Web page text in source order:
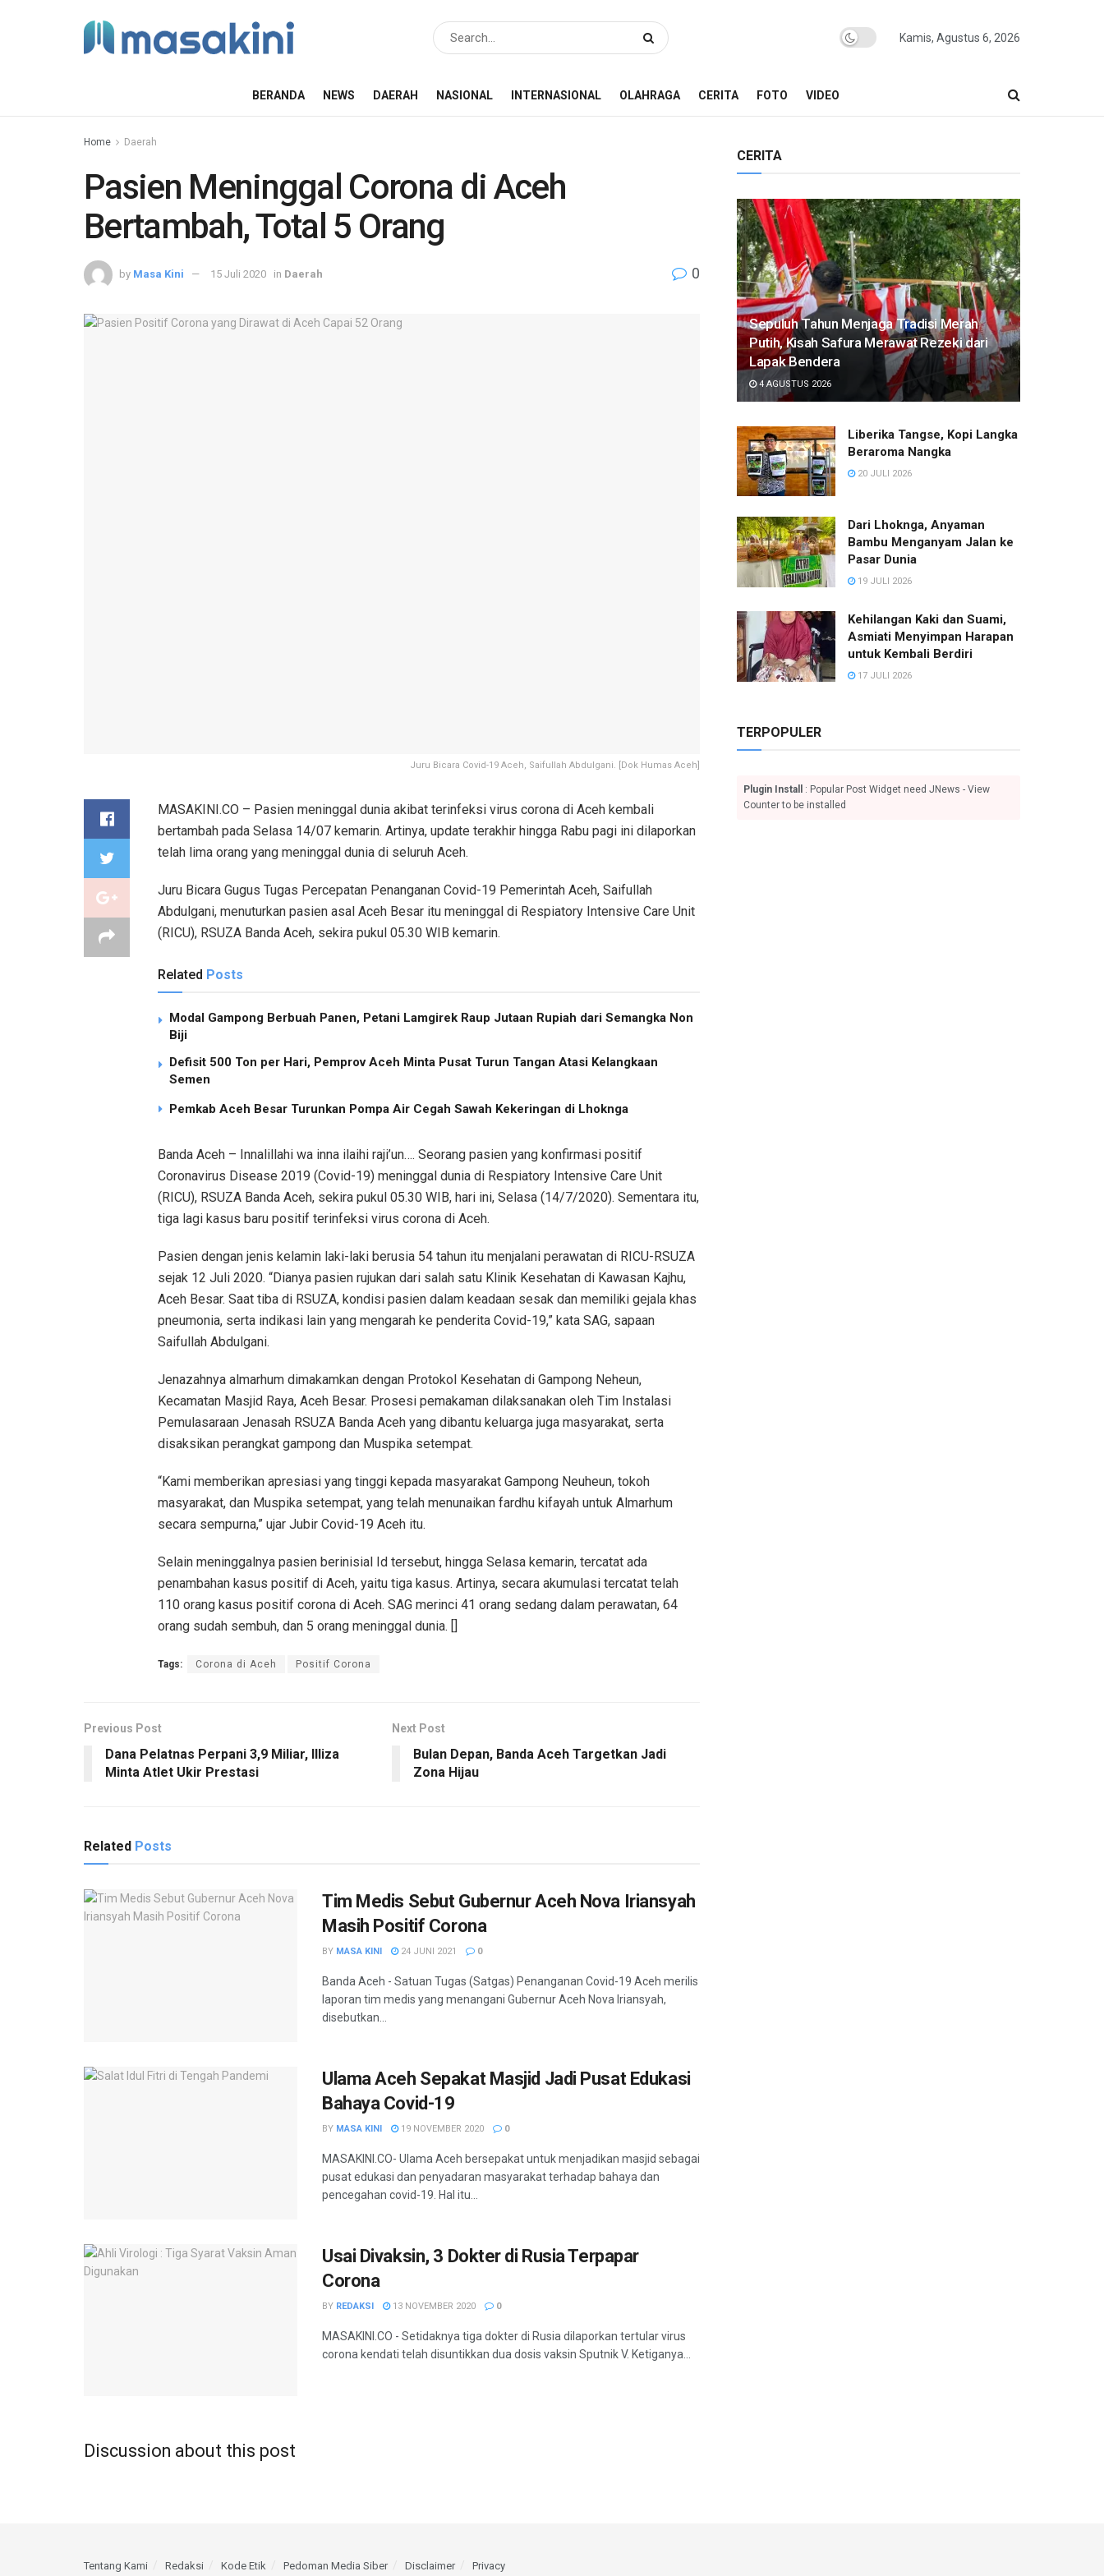
Kamis, Agustus 6, 2026
BERANDA NEWS DAERAH NASIONAL INTERNASIONAL OLAHRAGA CERITA FOTO VIDEO
Home Daerah
Pasien Meninggal Corona di Aceh
Bertambah, Total 5 Orang
by Masa Kini 15 Juli 2020 in Daerah 0
Juru Bicara Covid-19 Aceh, Saifullah Abdulgani. [Dok Humas Aceh]
MASAKINI.CO – Pasien meninggal dunia akibat terinfeksi virus corona di Aceh kembali
bertambah pada Selasa 14/07 kemarin. Artinya, update terakhir hingga Rabu pagi ini dilaporkan
telah lima orang yang meninggal dunia di seluruh Aceh.
Juru Bicara Gugus Tugas Percepatan Penanganan Covid-19 Pemerintah Aceh, Saifullah
Abdulgani, menuturkan pasien asal Aceh Besar itu meninggal di Respiatory Intensive Care Unit
(RICU), RSUZA Banda Aceh, sekira pukul 05.30 WIB kemarin.
Related Posts
Modal Gampong Berbuah Panen, Petani Lamgirek Raup Jutaan Rupiah dari Semangka Non
Biji
Defisit 500 Ton per Hari, Pemprov Aceh Minta Pusat Turun Tangan Atasi Kelangkaan
Semen
Pemkab Aceh Besar Turunkan Pompa Air Cegah Sawah Kekeringan di Lhoknga
Banda Aceh – Innalillahi wa inna ilaihi raji’un…. Seorang pasien yang konfirmasi positif
Coronavirus Disease 2019 (Covid-19) meninggal dunia di Respiatory Intensive Care Unit
(RICU), RSUZA Banda Aceh, sekira pukul 05.30 WIB, hari ini, Selasa (14/7/2020). Sementara itu,
tiga lagi kasus baru positif terinfeksi virus corona di Aceh.
Pasien dengan jenis kelamin laki-laki berusia 54 tahun itu menjalani perawatan di RICU-RSUZA
sejak 12 Juli 2020. “Dianya pasien rujukan dari salah satu Klinik Kesehatan di Kawasan Kajhu,
Aceh Besar. Saat tiba di RSUZA, kondisi pasien dalam keadaan sesak dan memiliki gejala khas
pneumonia, serta indikasi lain yang mengarah ke penderita Covid-19,” kata SAG, sapaan
Saifullah Abdulgani.
Jenazahnya almarhum dimakamkan dengan Protokol Kesehatan di Gampong Neheun,
Kecamatan Masjid Raya, Aceh Besar. Prosesi pemakaman dilaksanakan oleh Tim Instalasi
Pemulasaraan Jenasah RSUZA Banda Aceh yang dibantu keluarga juga masyarakat, serta
disaksikan perangkat gampong dan Muspika setempat.
“Kami memberikan apresiasi yang tinggi kepada masyarakat Gampong Neuheun, tokoh
masyarakat, dan Muspika setempat, yang telah menunaikan fardhu kifayah untuk Almarhum
secara sempurna,” ujar Jubir Covid-19 Aceh itu.
Selain meninggalnya pasien berinisial Id tersebut, hingga Selasa kemarin, tercatat ada
penambahan kasus positif di Aceh, yaitu tiga kasus. Artinya, secara akumulasi tercatat telah
110 orang kasus positif corona di Aceh. SAG merinci 41 orang sedang dalam perawatan, 64
orang sudah sembuh, dan 5 orang meninggal dunia. []
Tags: Corona di Aceh Positif Corona
Previous Post
Dana Pelatnas Perpani 3,9 Miliar, Illiza
Minta Atlet Ukir Prestasi
Next Post
Bulan Depan, Banda Aceh Targetkan Jadi
Zona Hijau
Related Posts
Tim Medis Sebut Gubernur Aceh Nova Iriansyah
Masih Positif Corona
BY MASA KINI 24 JUNI 2021 0
Banda Aceh - Satuan Tugas (Satgas) Penanganan Covid-19 Aceh merilis
laporan tim medis yang menangani Gubernur Aceh Nova Iriansyah,
disebutkan...
Ulama Aceh Sepakat Masjid Jadi Pusat Edukasi
Bahaya Covid-19
BY MASA KINI 19 NOVEMBER 2020 0
MASAKINI.CO- Ulama Aceh bersepakat untuk menjadikan masjid sebagai
pusat edukasi dan penyadaran masyarakat terhadap bahaya dan
pencegahan covid-19. Hal itu...
Usai Divaksin, 3 Dokter di Rusia Terpapar
Corona
BY REDAKSI 13 NOVEMBER 2020 0
MASAKINI.CO - Setidaknya tiga dokter di Rusia dilaporkan tertular virus
corona kendati telah disuntikkan dua dosis vaksin Sputnik V. Ketiganya...
Discussion about this post
CERITA
Sepuluh Tahun Menjaga Tradisi Merah
Putih, Kisah Safura Merawat Rezeki dari
Lapak Bendera
4 AGUSTUS 2026
Liberika Tangse, Kopi Langka
Beraroma Nangka
20 JULI 2026
Dari Lhoknga, Anyaman
Bambu Menganyam Jalan ke
Pasar Dunia
19 JULI 2026
Kehilangan Kaki dan Suami,
Asmiati Menyimpan Harapan
untuk Kembali Berdiri
17 JULI 2026
TERPOPULER
Plugin Install
: Popular Post Widget need JNews - View
Counter to be installed
Tentang Kami Redaksi Kode Etik Pedoman Media Siber Disclaimer Privacy